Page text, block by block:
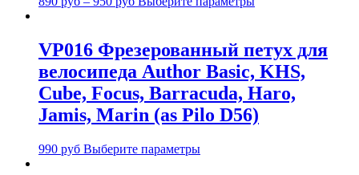
VP016 Фрезерованный петух для
велосипеда Author Basic, KHS,
Cube, Focus, Barracuda, Haro,
Jamis, Marin (as Pilo D56)
990 руб Выберите параметры